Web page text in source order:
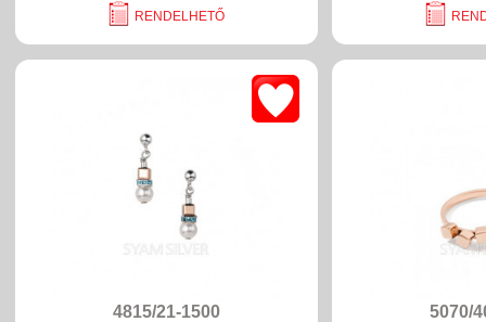
RENDELHETŐ
4815/21-1500 5070/